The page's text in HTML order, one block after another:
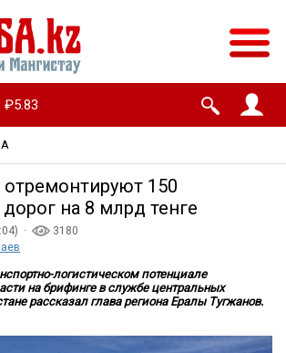
₽5.83
отремонтируют 150
на 8 млрд тенге
·
3180
логистическом потенциале
на брифинге в службе центральных
рассказал глава региона Ералы Тугжанов.